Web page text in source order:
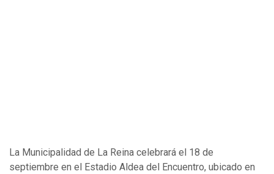
La Municipalidad de La Reina celebrará el 18 de
septiembre en el Estadio Aldea del Encuentro, ubicado en